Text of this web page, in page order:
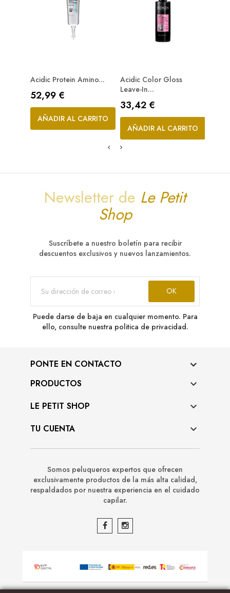
Acidic Protein Amino...
Precio
52,99 €
AÑADIR AL CARRITO
Acidic Color Gloss
Leave-In...
Precio
33,42 €
AÑADIR AL CARRITO
Newsletter de Le Petit
Shop
Suscríbete a nuestro boletín para recibir
descuentos exclusivos y nuevos lanzamientos.
Puede darse de baja en cualquier momento. Para
ello, consulte nuestra politica de privacidad.
PONTE EN CONTACTO
PRODUCTOS

LE PETIT SHOP 
TU CUENTA 
Somos peluqueros expertos que ofrecen
exclusivamente productos de la más alta calidad,
respaldados por nuestra experiencia en el cuidado
capilar.